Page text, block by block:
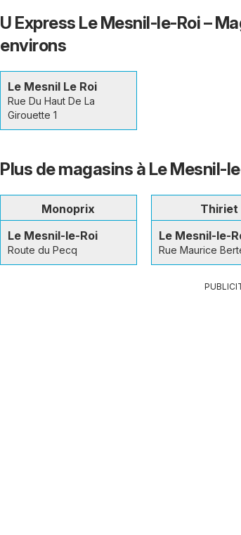
U Express Le Mesnil-le-Roi –
environs
Le Mesnil Le Roi
Rue Du Haut De La
Girouette 1
Plus de magasins à Le Mesnil-
Monoprix
Le Mesnil-le-Roi
Route du Pecq
Thiriet
Le Mesnil-le-
Rue Maurice